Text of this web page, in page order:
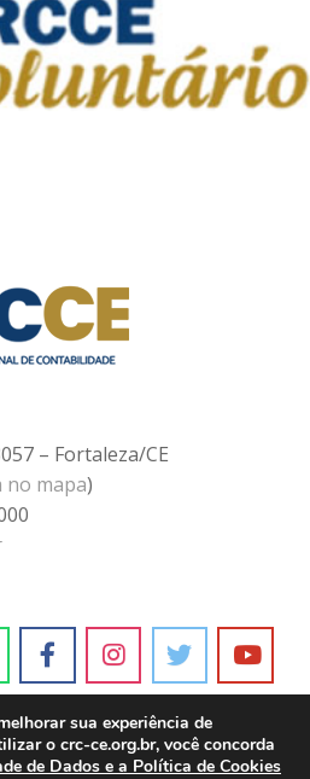
– Fortaleza/CE
no mapa)
sua experiência de
o crc-ce.org.br, você concorda
de Dados e a Política de Cookies